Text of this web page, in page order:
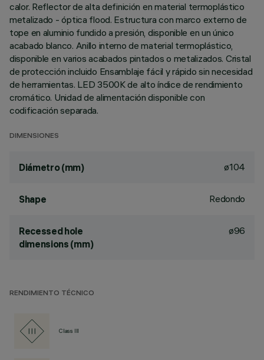
calor. Reflector de alta definición en material termoplástico
metalizado - óptica flood. Estructura con marco externo de
tope en aluminio fundido a presión, disponible en un único
acabado blanco. Anillo interno de material termoplástico,
disponible en varios acabados pintados o metalizados. Cristal
de protección incluido Ensamblaje fácil y rápido sin necesidad
de herramientas. LED 3500K de alto índice de rendimiento
cromático. Unidad de alimentación disponible con
codificación separada.
DIMENSIONES
Diámetro (mm) ø104
Shape Redondo
Recessed hole
dimensions (mm)
ø96
RENDIMIENTO TÉCNICO
Class III